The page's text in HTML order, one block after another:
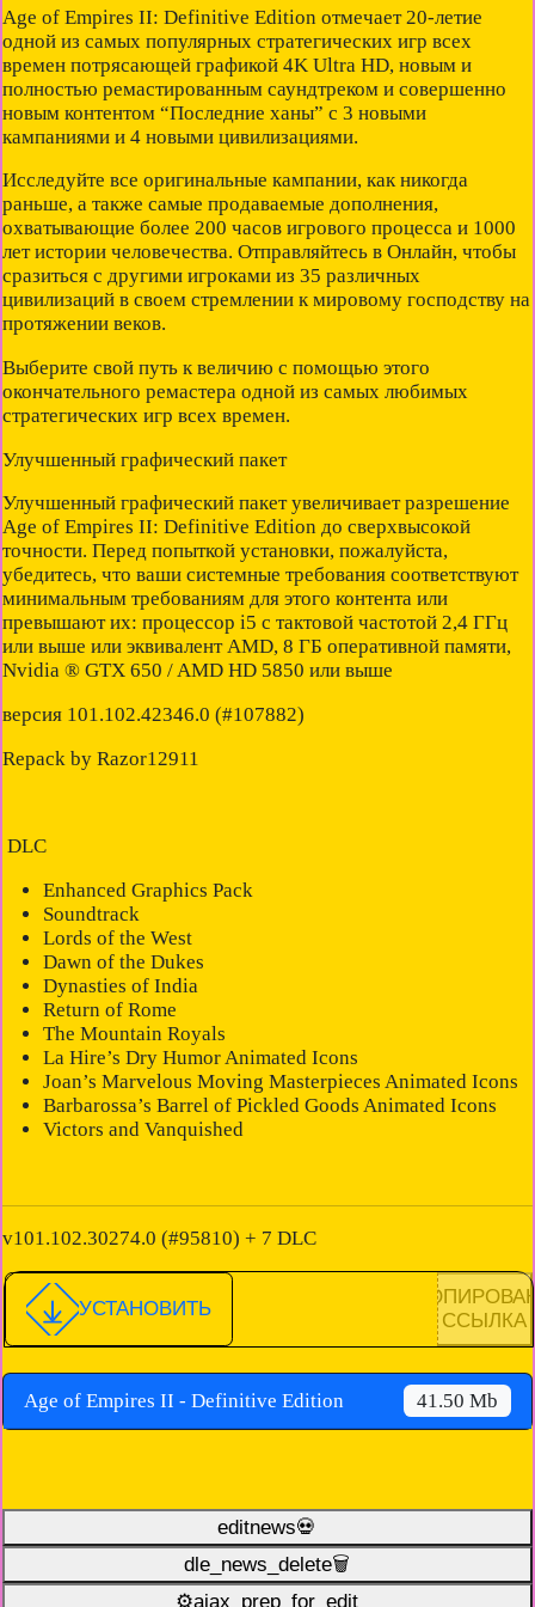
Age of Empires II: Definitive Edition отмечает 20-летие
одной из самых популярных стратегических игр всех
времен потрясающей графикой 4K Ultra HD, новым и
полностью ремастированным саундтреком и совершенно
новым контентом “Последние ханы” с 3 новыми
кампаниями и 4 новыми цивилизациями.
Исследуйте все оригинальные кампании, как никогда
раньше, а также самые продаваемые дополнения,
охватывающие более 200 часов игрового процесса и 1000
лет истории человечества. Отправляйтесь в Онлайн, чтобы
сразиться с другими игроками из 35 различных
цивилизаций в своем стремлении к мировому господству на
протяжении веков.
Выберите свой путь к величию с помощью этого
окончательного ремастера одной из самых любимых
стратегических игр всех времен.
Улучшенный графический пакет
Улучшенный графический пакет увеличивает разрешение
Age of Empires II: Definitive Edition до сверхвысокой
точности. Перед попыткой установки, пожалуйста,
убедитесь, что ваши системные требования соответствуют
минимальным требованиям для этого контента или
превышают их: процессор i5 с тактовой частотой 2,4 ГГц
или выше или эквивалент AMD, 8 ГБ оперативной памяти,
Nvidia ® GTX 650 / AMD HD 5850 или выше
версия 101.102.42346.0 (#107882)
Repack by Razor12911
DLC
Enhanced Graphics Pack
Soundtrack
Lords of the West
Dawn of the Dukes
Dynasties of India
Return of Rome
The Mountain Royals
La Hire’s Dry Humor Animated Icons
Joan’s Marvelous Moving Masterpieces Animated Icons
Barbarossa’s Barrel of Pickled Goods Animated Icons
Victors and Vanquished
v101.102.30274.0 (#95810) + 7 DLC
УСТАНОВИТЬ
ССЫЛКА
Age of Empires II - Definitive Edition 41.50 Mb
editnews💀
dle_news_delete🗑️
⚙ajax_prep_for_edit️